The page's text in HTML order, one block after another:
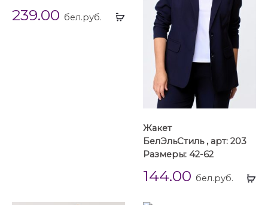
Выбрать
239.00 бел.руб.
Жакет
БелЭльСтиль , арт: 203
Размеры: 42-62
144.00 бел.руб.